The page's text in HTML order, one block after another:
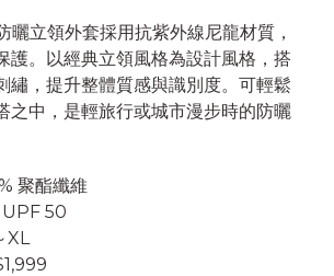
立領外套採用抗紫外線尼龍材質，
護。以經典立領風格為設計風格，搭
繡，提升整體質感與識別度。可輕鬆
之中，是輕旅行或城市漫步時的防曬
聚酯纖維
UPF 50
XL